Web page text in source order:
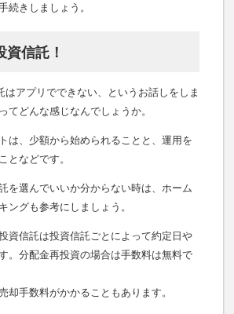
続きしましょう。
信託！
はアプリでできない、というお話しをしま
てどんな感じなんでしょうか。
は、少額から始められることと、運用を
となどです。
を選んでいいか分からない時は、ホーム
ングも参考にしましょう。
資信託は投資信託ごとによって約定日や
。分配金再投資の場合は手数料は無料で
却手数料がかかることもあります。